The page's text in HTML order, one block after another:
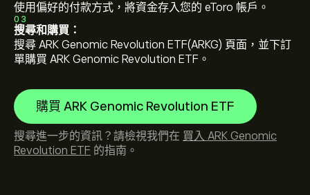
使用偏好的付款方式，將資金存入您的 eToro 帳戶。
03
搜尋和購買：
搜尋 ARK Genomic Revolution ETF(ARKG) 頁面，並下訂
單購買 ARK Genomic Revolution ETF。
購買 ARK Genomic Revolution ETF
搜尋進一步的資訊？請檢視我們在 買入 ARK Genomic
Revolution ETF 的指南。